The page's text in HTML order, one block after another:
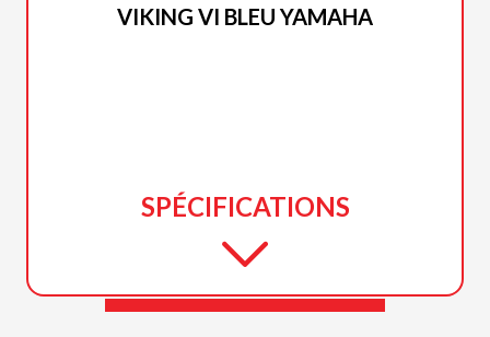
VIKING VI BLEU YAMAHA
SPÉCIFICATIONS